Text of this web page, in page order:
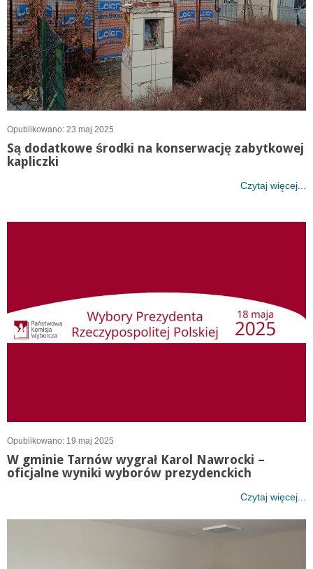
Opublikowano: 23 maj 2025
Są dodatkowe środki na konserwację zabytkowej
kapliczki
Czytaj więcej...
Opublikowano: 19 maj 2025
W gminie Tarnów wygrał Karol Nawrocki –
oficjalne wyniki wyborów prezydenckich
Czytaj więcej...